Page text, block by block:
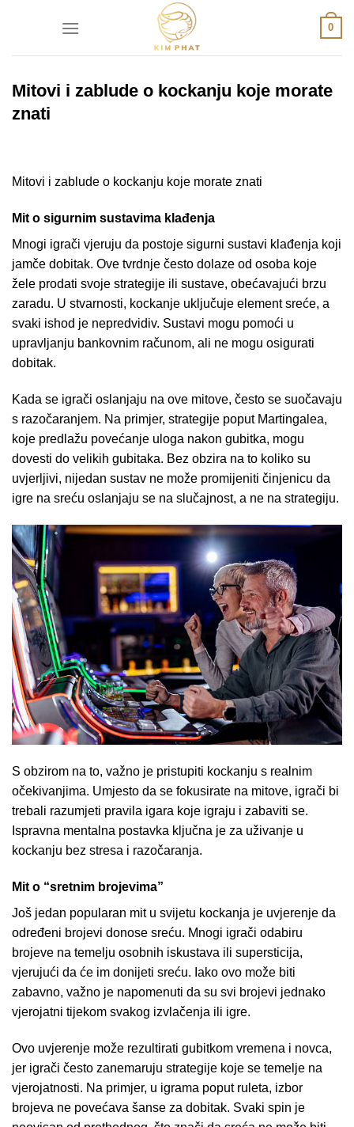
0
Mitovi i zablude o kockanju koje morate
znati
Mitovi i zablude o kockanju koje morate znati
Mit o sigurnim sustavima klađenja
Mnogi igrači vjeruju da postoje sigurni sustavi klađenja koji
jamče dobitak. Ove tvrdnje često dolaze od osoba koje
žele prodati svoje strategije ili sustave, obećavajući brzu
zaradu. U stvarnosti, kockanje uključuje element sreće, a
svaki ishod je nepredvidiv. Sustavi mogu pomoći u
upravljanju bankovnim računom, ali ne mogu osigurati
dobitak.
Kada se igrači oslanjaju na ove mitove, često se suočavaju
s razočaranjem. Na primjer, strategije poput Martingalea,
koje predlažu povećanje uloga nakon gubitka, mogu
dovesti do velikih gubitaka. Bez obzira na to koliko su
uvjerljivi, nijedan sustav ne može promijeniti činjenicu da
igre na sreću oslanjaju se na slučajnost, a ne na strategiju.
S obzirom na to, važno je pristupiti kockanju s realnim
očekivanjima. Umjesto da se fokusirate na mitove, igrači bi
trebali razumjeti pravila igara koje igraju i zabaviti se.
Ispravna mentalna postavka ključna je za uživanje u
kockanju bez stresa i razočaranja.
Mit o “sretnim brojevima”
Još jedan popularan mit u svijetu kockanja je uvjerenje da
određeni brojevi donose sreću. Mnogi igrači odabiru
brojeve na temelju osobnih iskustava ili supersticija,
vjerujući da će im donijeti sreću. Iako ovo može biti
zabavno, važno je napomenuti da su svi brojevi jednako
vjerojatni tijekom svakog izvlačenja ili igre.
Ovo uvjerenje može rezultirati gubitkom vremena i novca,
jer igrači često zanemaruju strategije koje se temelje na
vjerojatnosti. Na primjer, u igrama poput ruleta, izbor
brojeva ne povećava šanse za dobitak. Svaki spin je